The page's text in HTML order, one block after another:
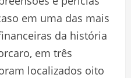
em uma das mais
da história
em três
localizados oito